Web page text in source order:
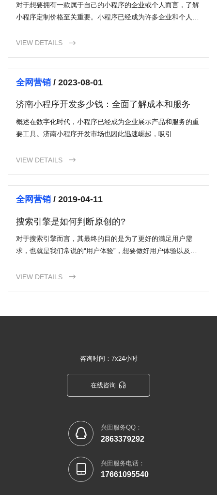
对于想要拥有一款属于自己的小程序的企业或个人而言，了解
小程序定制价格至关重要。小程序已经成为许多企业和个人开
打造品牌形象和推广产品。然而，相对于现成的小程序模板，
VIEW DETAILS 
全网营销/ 2023-08-01
济南小程序开发多少钱：全面了解成本和服务
概述在数字化时代，小程序已经成为企业展示产品和服务的重
要工具。济南小程序开发市场也因此迅速崛起，吸引...
VIEW DETAILS 
全网营销/ 2019-04-11
搜索引擎是如何判断原创的?
对于搜索引擎而言，其最终的目的是为了更好的满足用户需
求，也就是我们常说的“用户体验”，想要做好用户体验以及得
是非常重
VIEW DETAILS 
咨询时间：7x24小时
在线咨询 
 兴田服务QQ：
2863379292
 兴田服务电话：
17661095540